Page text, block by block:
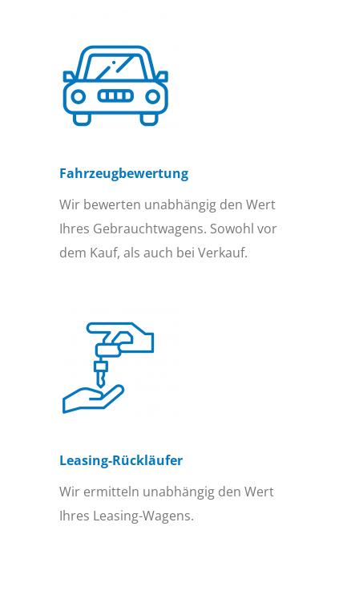
Fahrzeugbewertung
Wir bewerten unabhängig den Wert
Ihres Gebrauchtwagens. Sowohl vor
dem Kauf, als auch bei Verkauf.
Leasing-Rückläufer
Wir ermitteln unabhängig den Wert
Ihres Leasing-Wagens.